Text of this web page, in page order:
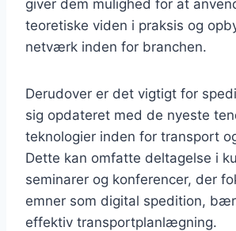
giver dem mulighed for at
teoretiske viden i praksis og
netværk inden for branchen.
Derudover er det vigtigt for
sig opdateret med de nyeste
teknologier inden for transport
Dette kan omfatte deltagelse i
seminarer og konferencer, der
emner som digital spedition,
effektiv transportplanlægning.